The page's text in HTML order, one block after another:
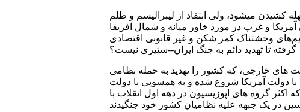
میشود، ولی‌ انتقاد از لیبرالیسم و ظلم
و غرب در مورد خاور میانه و شمال افریقا
وحشتناک کمر شکن و غیر قانونی اقتصادی
گرفته تا تهدید دائم به جنگ ایران‌--ستیزی نیست؟
های خارجی، که کشور را تهدید به حمله نظامی
دولت آمریکا شروع شده و به همسویی با دولت
گروه های اپوزیسیون در دهه اول انقلاب با